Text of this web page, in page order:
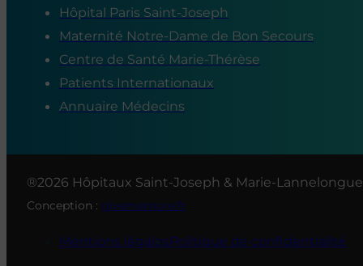
Hôpital Paris Saint-Joseph
Maternité Notre-Dame de Bon Secours
Centre de Santé Marie-Thérèse
Patients Internationaux
Annuaire Médecins
®2026 Hôpitaux Saint-Joseph & Marie-Lannelongue
Conception : givememore.fr
Mentions légalesPolitique de confidentialité